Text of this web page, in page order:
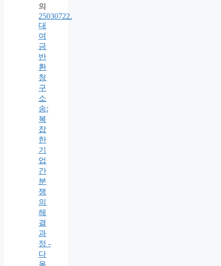
의
25030722.
대
여
금
반
환
청
구
소
송:
복
잡
한
기
업
간
분
쟁
의
해
결
과
정 -
다